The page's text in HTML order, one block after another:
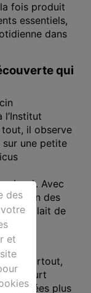
fois produit
essentiels,
dans
qui
l’Institut
tout, il observe
une petite
Avec
l’un des
au lait de
Et surtout,
yaourt
années plus
des
et